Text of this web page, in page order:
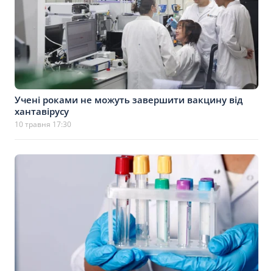
Учені роками не можуть завершити вакцину від
хантавірусу
10 травня 17:30